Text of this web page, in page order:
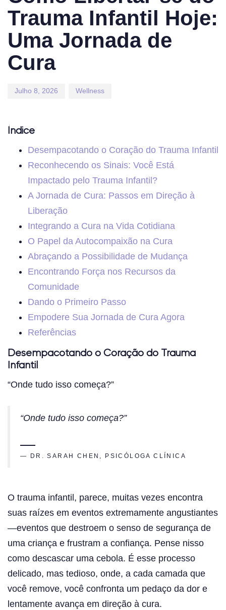
Trauma Infantil Hoje:
Uma Jornada de
Cura
Julho 8, 2026 Wellness
Índice
Desempacotando o Coração do Trauma Infantil
Reconhecendo os Sinais: Você Está
Impactado pelo Trauma Infantil?
A Jornada de Cura: Passos em Direção à
Liberação
Integrando a Cura na Vida Cotidiana
O Papel da Autocompaixão na Cura
Abraçando a Possibilidade de Mudança
Encontrando Força nos Recursos da
Comunidade
Dando o Primeiro Passo
Empodere Sua Jornada de Cura Agora
Referências
Desempacotando o Coração do Trauma
Infantil
“Onde tudo isso começa?”
“Onde tudo isso começa?”
— DR. SARAH CHEN, PSICÓLOGA CLÍNICA
O trauma infantil, parece, muitas vezes encontra
suas raízes em eventos extremamente angustiantes
—eventos que destroem o senso de segurança de
uma criança e frustram a confiança. Pense nisso
como descascar uma cebola. É esse processo
delicado, mas tedioso, onde, a cada camada que
você remove, você confronta um pedaço da dor e
lentamente avança em direção à cura.